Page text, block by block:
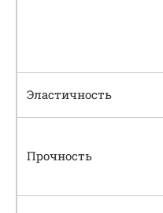
Эластичность
Прочность